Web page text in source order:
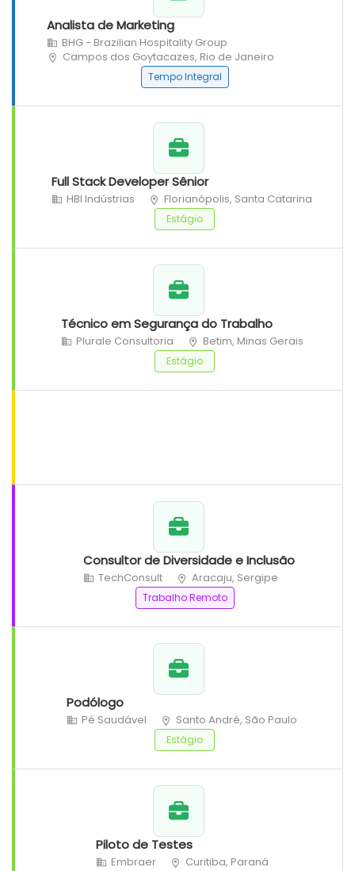
Analista de Marketing
BHG - Brazilian Hospitality Group
Campos dos Goytacazes, Rio de Janeiro
Tempo Integral
Full Stack Developer Sênior
HBI Indústrias Florianópolis, Santa Catarina
Estágio
Técnico em Segurança do Trabalho
Plurale Consultoria Betim, Minas Gerais
Estágio
Consultor de Diversidade e Inclusão
TechConsult Aracaju, Sergipe
Trabalho Remoto
Podólogo
Pé Saudável Santo André, São Paulo
Estágio
Piloto de Testes
Embraer Curitiba, Paraná